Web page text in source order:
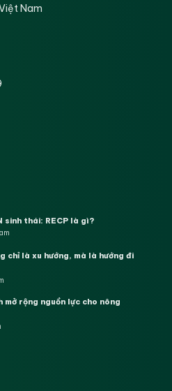
Nam
sinh thái: RECP là gì?
chỉ là xu hướng, mà là hướng đi
mở rộng nguồn lực cho nông